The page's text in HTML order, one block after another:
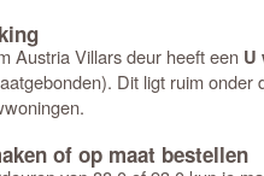
Austria Villars deur heeft een U
Dit ligt ruim onder
of op maat bestellen